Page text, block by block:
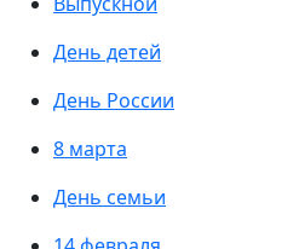
День детей
День России
8 марта
День семьи